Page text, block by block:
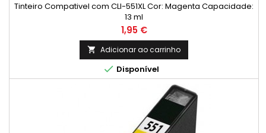
Tinteiro Compativel com CLI-551XL Cor: Magenta Capacidade:
13 ml
Preço
1,95 €
 Adicionar ao carrinho
 Disponível